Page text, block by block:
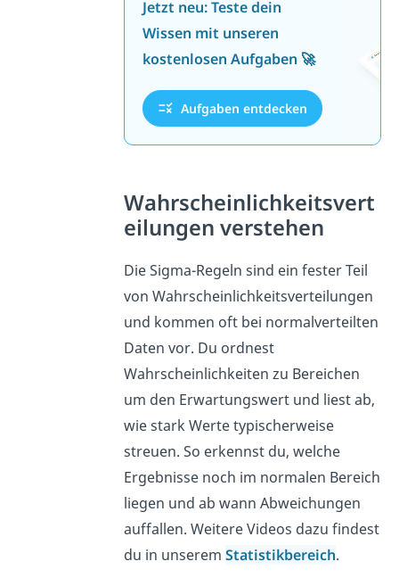
Jetzt neu: Teste dein
Wissen mit unseren
kostenlosen Aufgaben 🚀
Aufgaben entdecken
Wahrscheinlichkeitsvert
eilungen verstehen
Die Sigma-Regeln sind ein fester Teil
von Wahrscheinlichkeitsverteilungen
und kommen oft bei normalverteilten
Daten vor. Du ordnest
Wahrscheinlichkeiten zu Bereichen
um den Erwartungswert und liest ab,
wie stark Werte typischerweise
streuen. So erkennst du, welche
Ergebnisse noch im normalen Bereich
liegen und ab wann Abweichungen
auffallen. Weitere Videos dazu findest
du in unseremStatistikbereich.